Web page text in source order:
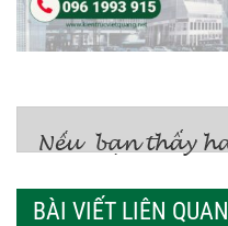
BÀI VIẾT LIÊN QUAN